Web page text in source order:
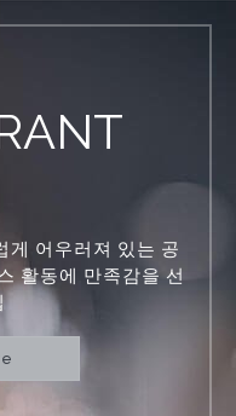
게 어우러져 있는 공
활동에 만족감을 선